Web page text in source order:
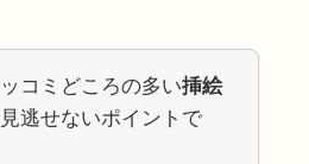
コミどころの多い挿絵
逃せないポイントで